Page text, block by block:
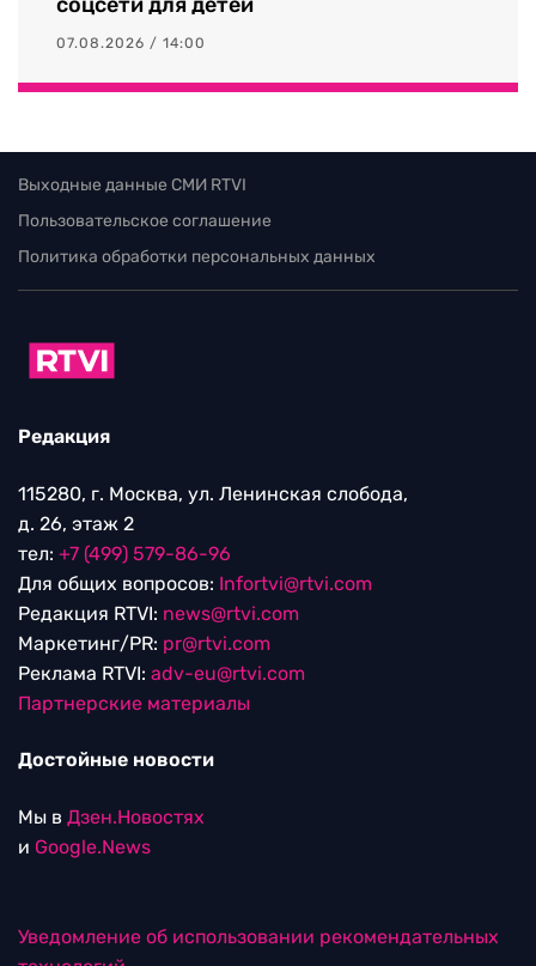
07.08.2026 / 14:00
Выходные данные СМИ RTVI
Пользовательское соглашение
Политика обработки персональных данных
Редакция
115280, г. Москва, ул. Ленинская слобода,
д. 26, этаж 2
тел: +7 (499) 579-86-96
Для общих вопросов: Infortvi@rtvi.com
Редакция RTVI: news@rtvi.com
Маркетинг/PR: pr@rtvi.com
Реклама RTVI: adv-eu@rtvi.com
Партнерские материалы
Достойные новости
Мы в Дзен.Новостях
и Google.News
Уведомление об использовании рекомендательных